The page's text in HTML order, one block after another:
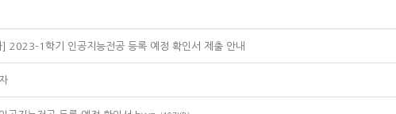
] 2023-1학기 인공지능전공 등록 예정 확인서 제출 안내